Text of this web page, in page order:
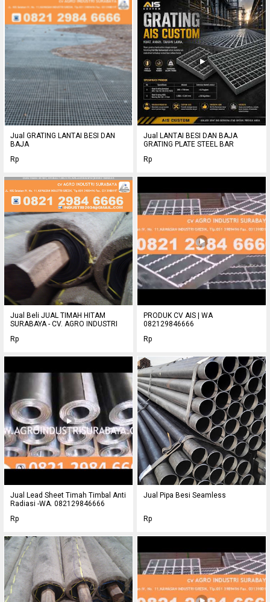
Jual GRATING LANTAI BESI DAN
BAJA
Rp
Jual LANTAI BESI DAN BAJA
GRATING PLATE STEEL BAR
Rp
Jual Beli JUAL TIMAH HITAM
SURABAYA - CV. AGRO INDUSTRI
Rp
PRODUK CV AIS | WA
082129846666
Rp
Jual Lead Sheet Timah Timbal Anti
Radiasi -WA. 082129846666
Rp
Jual Pipa Besi Seamless
Rp